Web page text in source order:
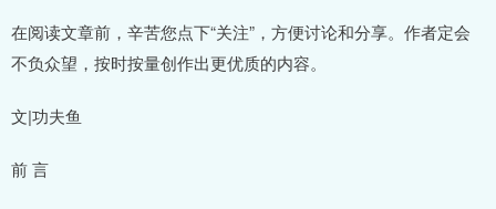
在阅读文章前，辛苦您点下“关注”，方便讨论和分享。作者定会
不负众望，按时按量创作出更优质的内容。
文|功夫鱼
前 言